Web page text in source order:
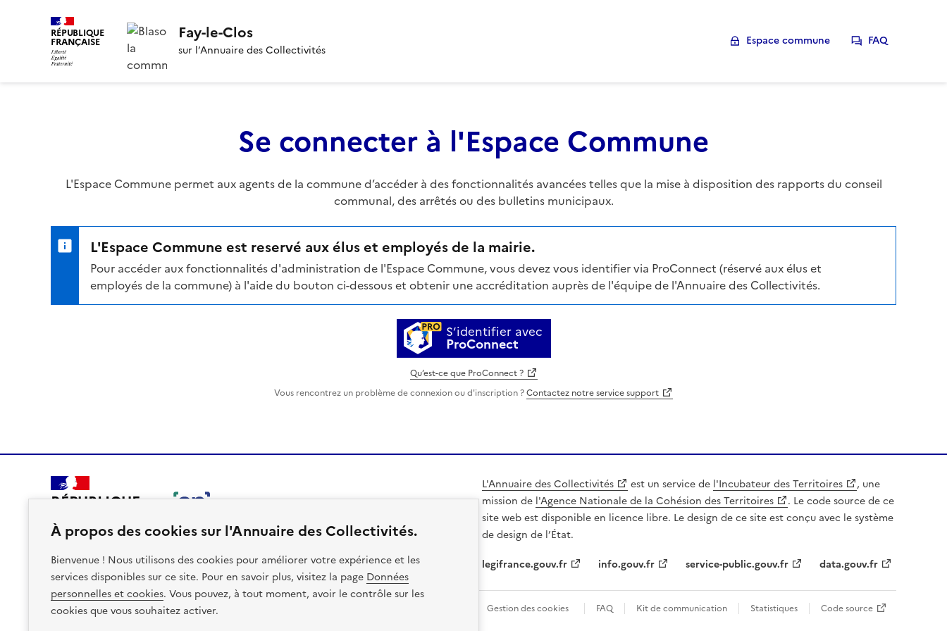
À propos des cookies sur l'Annuaire des Collectivités.
Bienvenue ! Nous utilisons des cookies pour améliorer votre expérience et les
services disponibles sur ce site. Pour en savoir plus, visitez la page Données
personnelles et cookies. Vous pouvez, à tout moment, avoir le contrôle sur les
cookies que vous souhaitez activer.
RÉPUBLIQUE
FRANÇAISE Fay-le-Clos
sur l’Annuaire des Collectivités
Espace commune FAQ
Se connecter à l'Espace Commune
L'Espace Commune permet aux agents de la commune d’accéder à des fonctionnalités avancées telles que la mise à disposition des rapports du conseil
communal, des arrêtés ou des bulletins municipaux.
L'Espace Commune est reservé aux élus et employés de la mairie.
Pour accéder aux fonctionnalités d'administration de l'Espace Commune, vous devez vous identifier via ProConnect (réservé aux élus et
employés de la commune) à l'aide du bouton ci-dessous et obtenir une accréditation auprès de l'équipe de l'Annuaire des Collectivités.
S’identifier avec
ProConnect
Qu’est-ce que ProConnect ?
Vous rencontrez un problème de connexion ou d'inscription ?Contactez notre service support
RÉPUBLIQUE
L'Annuaire des Collectivités est un service de l'Incubateur des Territoires
, une
mission de l'Agence Nationale de la Cohésion des Territoires
. Le code source de ce
site web est disponible en licence libre. Le design de ce site est conçu avec le système
de design de l’État.
legifrance.gouv.fr
info.gouv.fr service-public.gouv.fr data.gouv.fr
Plan du site Accessibilite : non conforme Gestion des cookies FAQ Kit de communication Statistiques Code source